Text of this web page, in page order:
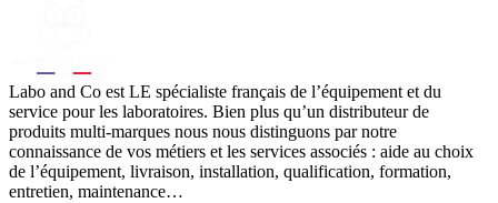
Labo and Co est LE spécialiste français de l’équipement et du
service pour les laboratoires. Bien plus qu’un distributeur de
produits multi-marques nous nous distinguons par notre
connaissance de vos métiers et les services associés : aide au choix
de l’équipement, livraison, installation, qualification, formation,
entretien, maintenance…